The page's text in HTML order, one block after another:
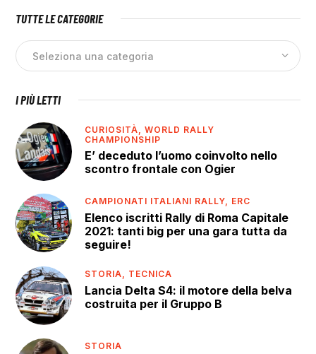
TUTTE LE CATEGORIE
I PIÙ LETTI
CURIOSITÀ,WORLD RALLY
CHAMPIONSHIP
E’ deceduto l’uomo coinvolto nello
scontro frontale con Ogier
CAMPIONATI ITALIANI RALLY, ERC
Elenco iscritti Rally di Roma Capitale
2021: tanti big per una gara tutta da
seguire!
STORIA, TECNICA
Lancia Delta S4: il motore della belva
costruita per il Gruppo B
STORIA